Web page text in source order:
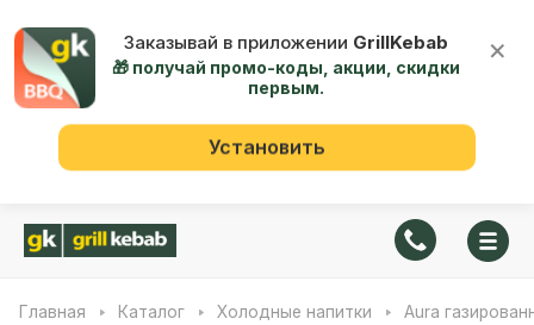
Заказывай в приложении GrillKebab
🎁 получай промо-коды, акции, скидки
первым.
×
Установить
Главная Каталог Холодные напитки Aura